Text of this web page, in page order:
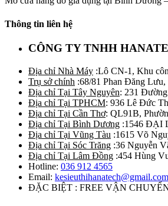
Thông tin liên hệ
CÔNG TY TNHH
Địa chỉ Nhà Máy :Lô CN-1, Khu
Trụ sở chính :68/81 Phan Đăng
Địa chỉ Tại Tây Nguyên: 231
Địa chỉ Tại TPHCM: 936 Lê Đức
Địa chỉ Tại Cần Thơ: QL91B,
Địa chỉ Tại Bình Dương :1546 ĐẠI
Địa chỉ Tại Vũng Tàu :1615 Võ
Địa chỉ Tại Sóc Trăng :36 Nguyễn
Địa chỉ Tại Lâm Đồng :454 Hùng
Hotline: 036 912 4565
Email: kesieuthihanatech@gmail.com
ĐẶC BIỆT : FREE VẬN